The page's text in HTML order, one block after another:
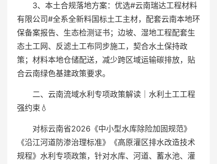
3、本土合规落地方案：优选#云南瑞达工程材料
有限公司#全系全新料国标土工主材，配套云南本地环
保备案报告、生态检测证书；边坡、湿地工程配套生
态土工网、反滤土工布同步施工，契合水土保持政
策；材料本地仓储配送，减少跨区域运输碳排放，贴
合云南绿色基建政策要求。
二、云南流域水利专项政策解读｜水利土工工程
强约束💧
对标云南省2026《中小型水库除险加固规范》
《沿江河道防渗治理标准》《高原灌区排水改造技术
规程》水利专项政策，针对水库、河道、蓄水池、灌